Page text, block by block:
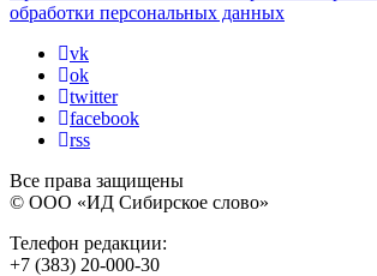
обработки персональных данных
vk
ok
twitter
facebook
rss
Все права защищены
© ООО «ИД Сибирское слово»
Телефон редакции:
+7 (383) 20-000-30